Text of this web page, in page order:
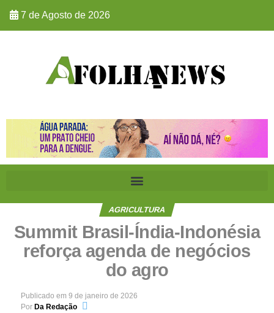
7 de Agosto de 2026
AGRICULTURA
Summit Brasil-Índia-Indonésia
reforça agenda de negócios
do agro
Publicado em 9 de janeiro de 2026
Por Da Redação